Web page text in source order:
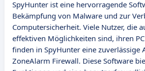
SpyHunter ist eine hervorragende
Bekämpfung von Malware und zur
Computersicherheit. Viele Nutzer, die
effektiven Möglichkeiten sind, ihren
finden in SpyHunter eine zuverlässige
ZoneAlarm Firewall. Diese Software